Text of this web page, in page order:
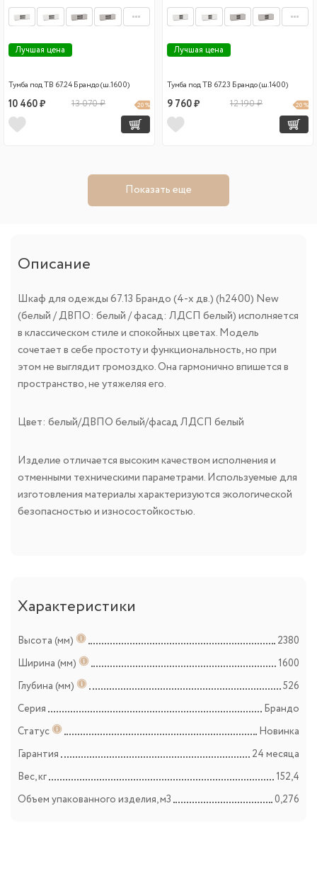
Лучшая цена
Тумба под ТВ 67.24 Брандо (ш.1600)
10 460 ₽ 13 070 ₽ 20 %
Лучшая цена
Тумба под ТВ 67.23 Брандо (ш.1400)
9 760 ₽ 12 190 ₽ 20 %
Показать еще
Описание
Шкаф для одежды 67.13 Брандо (4-х дв.) (h2400) New
(белый / ДВПО: белый / фасад: ЛДСП белый) исполняется
в классическом стиле и спокойных цветах. Модель
сочетает в себе простоту и функциональность, но при
этом не выглядит громоздко. Она гармонично впишется в
пространство, не утяжеляя его.
Цвет: белый/ДВПО белый/фасад ЛДСП белый
Изделие отличается высоким качеством исполнения и
отменными техническими параметрами. Используемые для
изготовления материалы характеризуются экологической
безопасностью и износостойкостью.
Характеристики
Высота (мм)
2380
Ширина (мм)
1600
Глубина (мм)
526
Серия
Брандо
Статус
Новинка
Гарантия
24 месяца
Вес, кг
152,4
Объем упакованного изделия, м3
0,276